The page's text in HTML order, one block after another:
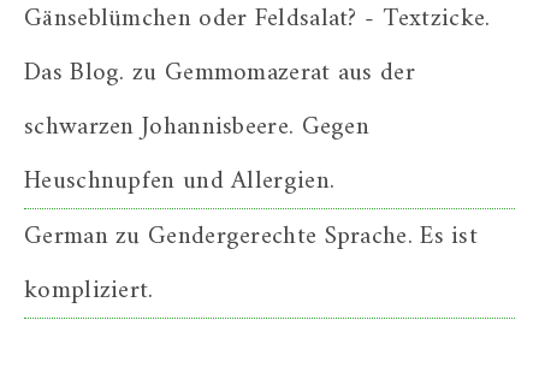
Gänseblümchen oder Feldsalat? - Textzicke.
Das Blog. zu Gemmomazerat aus der
schwarzen Johannisbeere. Gegen
Heuschnupfen und Allergien.
Germanzu Gendergerechte Sprache. Es ist
kompliziert.